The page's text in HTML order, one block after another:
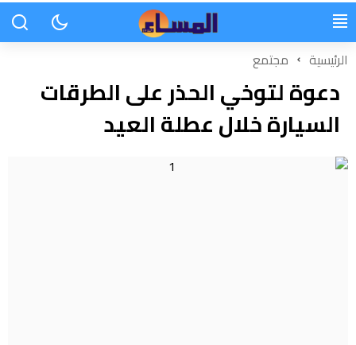
الرئيسية مجتمع
دعوة لتوخي الحذر على الطرقات
السيارة خلال عطلة العيد